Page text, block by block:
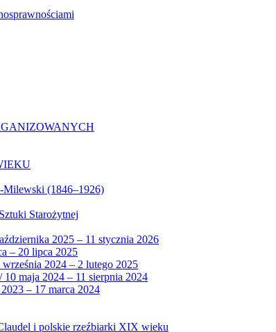
(1846–1926)
Starożytnej
2025 – 11 stycznia 2026
– 20 lipca 2025
września 2024 – 2 lutego 2025
maja 2024 – 11 sierpnia 2024
– 17 marca 2024
i polskie rzeźbiarki XIX wieku